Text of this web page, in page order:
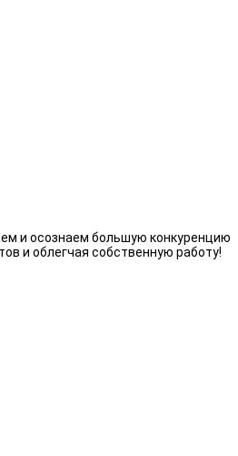
и осознаем большую конкуренцию
и облегчая собственную работу!